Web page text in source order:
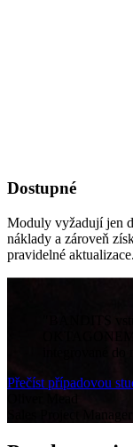
Dostupné
Moduly vyžadují jen
náklady a zároveň
pravidelné aktualizace.
BANDITS
integrované
Přečíst případovou
Sales Project Manager